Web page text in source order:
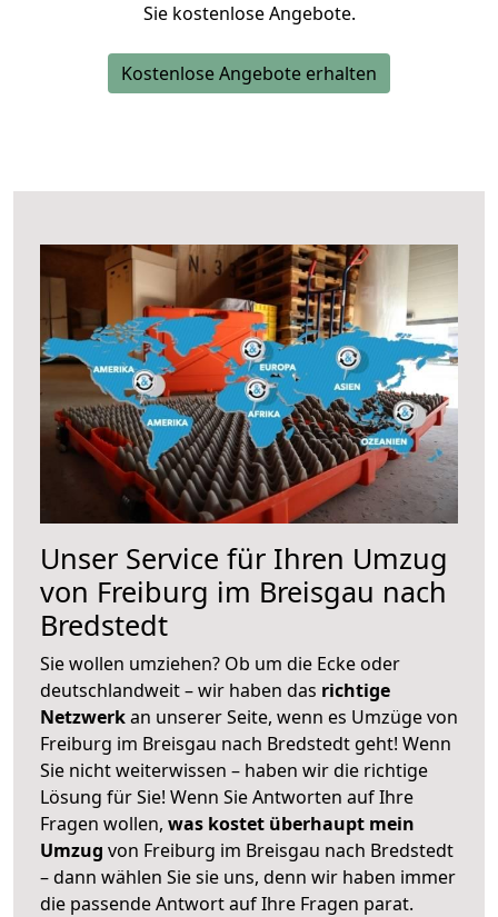
Sie kostenlose Angebote.
Kostenlose Angebote erhalten
Unser Service für Ihren Umzug
von Freiburg im Breisgau nach
Bredstedt
Sie wollen umziehen? Ob um die Ecke oder
deutschlandweit – wir haben das richtige
Netzwerkan unserer Seite, wenn es Umzüge von
Freiburg im Breisgau nach Bredstedt geht! Wenn
Sie nicht weiterwissen – haben wir die richtige
Lösung für Sie! Wenn Sie Antworten auf Ihre
Fragen wollen, was kostet überhaupt mein
Umzug von Freiburg im Breisgau nach Bredstedt
– dann wählen Sie sie uns, denn wir haben immer
die passende Antwort auf Ihre Fragen parat.